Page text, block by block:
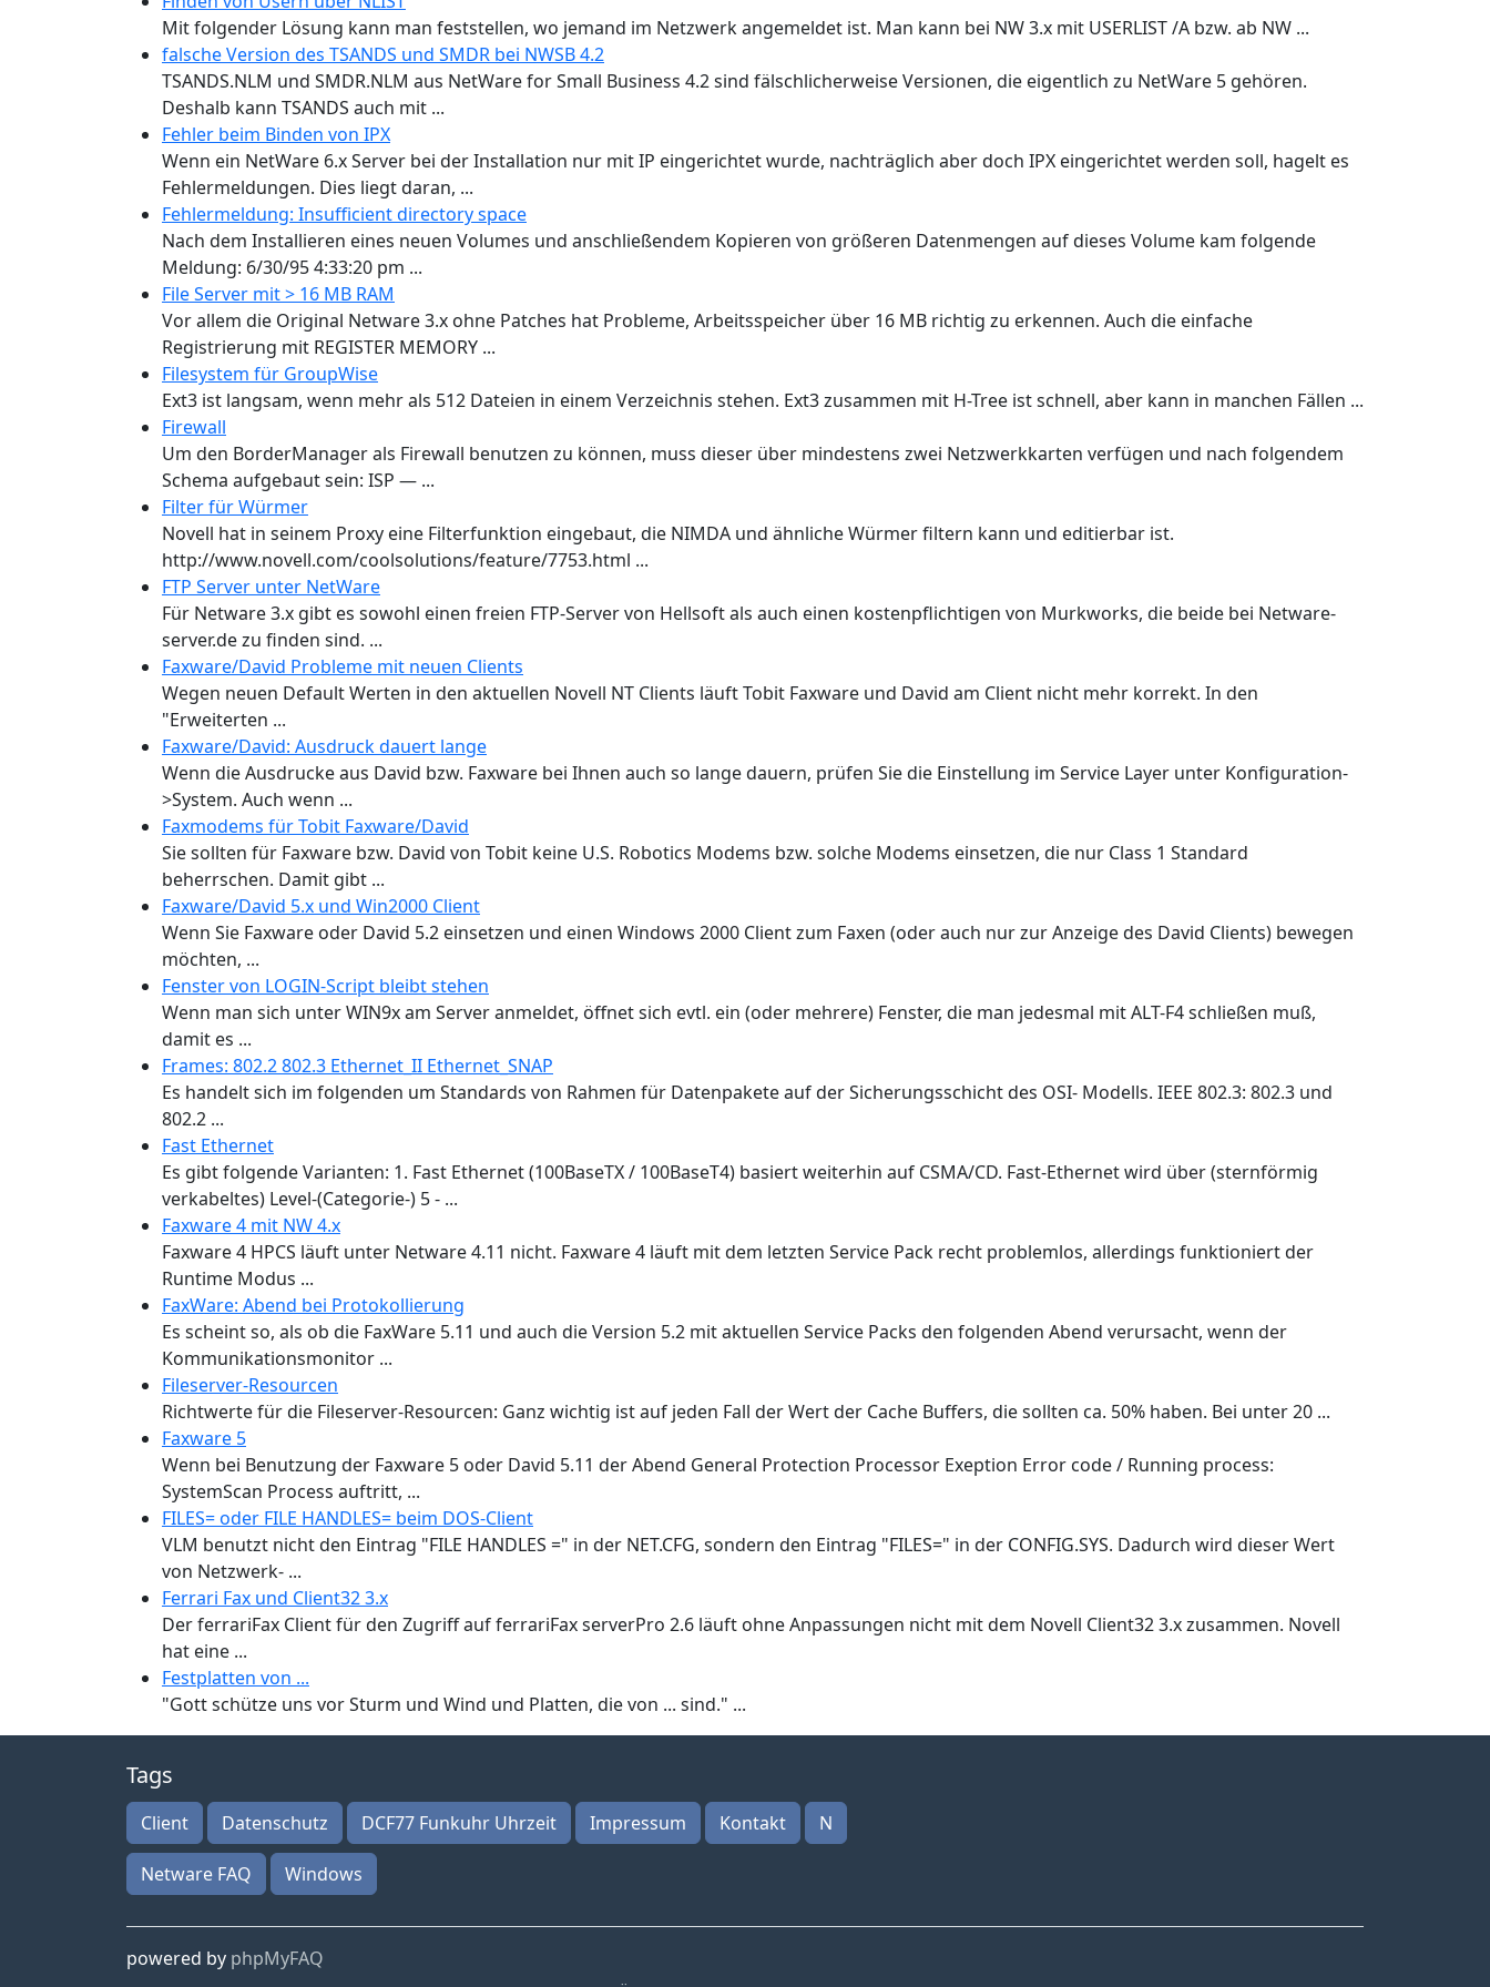
Mit folgender Lösung kann man feststellen, wo jemand im Netzwerk angemeldet ist. Man kann bei NW 3.x mit USERLIST /A bzw. ab NW ...
falsche Version des TSANDS und SMDR bei NWSB 4.2
TSANDS.NLM und SMDR.NLM aus NetWare for Small Business 4.2 sind fälschlicherweise Versionen, die eigentlich zu NetWare 5 gehören.
Deshalb kann TSANDS auch mit ...
Fehler beim Binden von IPX
Wenn ein NetWare 6.x Server bei der Installation nur mit IP eingerichtet wurde, nachträglich aber doch IPX eingerichtet werden soll, hagelt es
Fehlermeldungen. Dies liegt daran, ...
Fehlermeldung: Insufficient directory space
Nach dem Installieren eines neuen Volumes und anschließendem Kopieren von größeren Datenmengen auf dieses Volume kam folgende
Meldung: 6/30/95 4:33:20 pm ...
File Server mit > 16 MB RAM
Vor allem die Original Netware 3.x ohne Patches hat Probleme, Arbeitsspeicher über 16 MB richtig zu erkennen. Auch die einfache
Registrierung mit REGISTER MEMORY ...
Filesystem für GroupWise
Ext3 ist langsam, wenn mehr als 512 Dateien in einem Verzeichnis stehen. Ext3 zusammen mit H-Tree ist schnell, aber kann in manchen Fällen ...
Firewall
Um den BorderManager als Firewall benutzen zu können, muss dieser über mindestens zwei Netzwerkkarten verfügen und nach folgendem
Schema aufgebaut sein: ISP — ...
Filter für Würmer
Novell hat in seinem Proxy eine Filterfunktion eingebaut, die NIMDA und ähnliche Würmer filtern kann und editierbar ist.
http://www.novell.com/coolsolutions/feature/7753.html ...
FTP Server unter NetWare
Für Netware 3.x gibt es sowohl einen freien FTP-Server von Hellsoft als auch einen kostenpflichtigen von Murkworks, die beide bei Netware-
server.de zu finden sind. ...
Faxware/David Probleme mit neuen Clients
Wegen neuen Default Werten in den aktuellen Novell NT Clients läuft Tobit Faxware und David am Client nicht mehr korrekt. In den
"Erweiterten ...
Faxware/David: Ausdruck dauert lange
Wenn die Ausdrucke aus David bzw. Faxware bei Ihnen auch so lange dauern, prüfen Sie die Einstellung im Service Layer unter Konfiguration-
>System. Auch wenn ...
Faxmodems für Tobit Faxware/David
Sie sollten für Faxware bzw. David von Tobit keine U.S. Robotics Modems bzw. solche Modems einsetzen, die nur Class 1 Standard
beherrschen. Damit gibt ...
Faxware/David 5.x und Win2000 Client
Wenn Sie Faxware oder David 5.2 einsetzen und einen Windows 2000 Client zum Faxen (oder auch nur zur Anzeige des David Clients) bewegen
möchten, ...
Fenster von LOGIN-Script bleibt stehen
Wenn man sich unter WIN9x am Server anmeldet, öffnet sich evtl. ein (oder mehrere) Fenster, die man jedesmal mit ALT-F4 schließen muß,
damit es ...
Frames: 802.2 802.3 Ethernet_II Ethernet_SNAP
Es handelt sich im folgenden um Standards von Rahmen für Datenpakete auf der Sicherungsschicht des OSI- Modells. IEEE 802.3: 802.3 und
802.2 ...
Fast Ethernet
Es gibt folgende Varianten: 1. Fast Ethernet (100BaseTX / 100BaseT4) basiert weiterhin auf CSMA/CD. Fast-Ethernet wird über (sternförmig
verkabeltes) Level-(Categorie-) 5 - ...
Faxware 4 mit NW 4.x
Faxware 4 HPCS läuft unter Netware 4.11 nicht. Faxware 4 läuft mit dem letzten Service Pack recht problemlos, allerdings funktioniert der
Runtime Modus ...
FaxWare: Abend bei Protokollierung
Es scheint so, als ob die FaxWare 5.11 und auch die Version 5.2 mit aktuellen Service Packs den folgenden Abend verursacht, wenn der
Kommunikationsmonitor ...
Fileserver-Resourcen
Richtwerte für die Fileserver-Resourcen: Ganz wichtig ist auf jeden Fall der Wert der Cache Buffers, die sollten ca. 50% haben. Bei unter 20 ...
Faxware 5
Wenn bei Benutzung der Faxware 5 oder David 5.11 der Abend General Protection Processor Exeption Error code / Running process:
SystemScan Process auftritt, ...
FILES= oder FILE HANDLES= beim DOS-Client
VLM benutzt nicht den Eintrag "FILE HANDLES =" in der NET.CFG, sondern den Eintrag "FILES=" in der CONFIG.SYS. Dadurch wird dieser Wert
von Netzwerk- ...
Ferrari Fax und Client32 3.x
Der ferrariFax Client für den Zugriff auf ferrariFax serverPro 2.6 läuft ohne Anpassungen nicht mit dem Novell Client32 3.x zusammen. Novell
hat eine ...
Festplatten von ...
"Gott schütze uns vor Sturm und Wind und Platten, die von ... sind." ...
Tags
Client Datenschutz DCF77 Funkuhr Uhrzeit Impressum Kontakt N
Netware FAQ Windows
powered by phpMyFAQ